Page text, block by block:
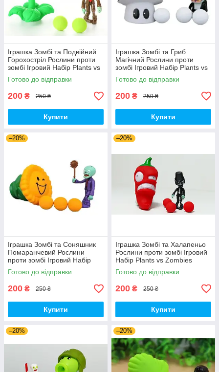
Іграшка Зомбі та Подвійний
Горохостріл Рослини проти
зомбі Ігровий Набір Plants vs
Zombies (00173)
Готово до відправки
200 ₴ 250 ₴
Купити
Іграшка Зомбі та Гриб
Магічний Рослини проти
зомбі Ігровий Набір Plants vs
Zombies (00179)
Готово до відправки
200 ₴ 250 ₴
Купити
–20%
Іграшка Зомбі та Соняшник
Помаранчевий Рослини
проти зомбі Ігровий Набір
Plants vs Zombies (00180)
Готово до відправки
200 ₴ 250 ₴
Купити
–20%
Іграшка Зомбі та Халапеньо
Рослини проти зомбі Ігровий
Набір Plants vs Zombies
(00226)
Готово до відправки
200 ₴ 250 ₴
Купити
–20% –20%